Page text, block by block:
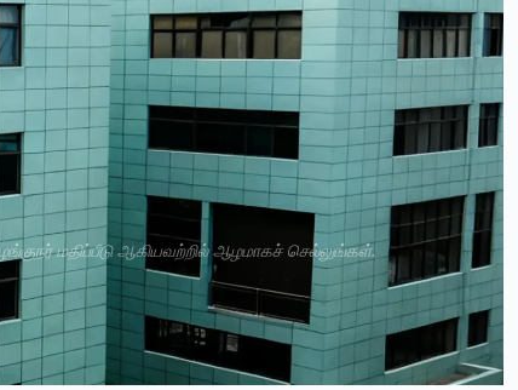
மதிப்பீடு ஆகியவற்றில் ஆழமாகச் செல்லுங்கள்.